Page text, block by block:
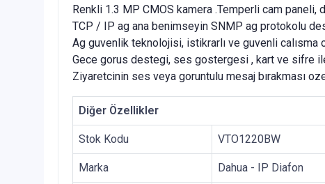
Renkli 1.3 MP CMOS kamera .Temperli cam paneli,
TCP / IP ag ana benimseyin SNMP ag protokolu
Ag guvenlik teknolojisi, istikrarlı ve guvenli calısma
Gece gorus destegi, ses gostergesi , kart ve sifre ile
Ziyaretcinin ses veya goruntulu mesaj bırakması
Diğer Özellikler
Stok Kodu VTO1220BW
Marka Dahua - IP Diafon